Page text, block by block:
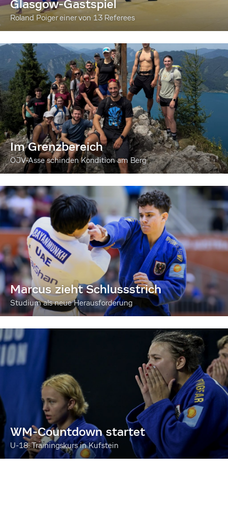
Glasgow-Gastspiel
Roland Poiger einer von 13 Referees
Im Grenzbereich
ÖJV-Asse schinden Kondition am Berg
Marcus zieht Schlussstrich
Studium als neue Herausforderung
WM-Countdown startet
U-18: Trainingskurs in Kufstein